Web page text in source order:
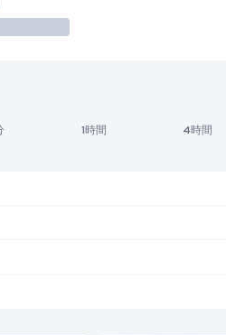
1時間 4時間